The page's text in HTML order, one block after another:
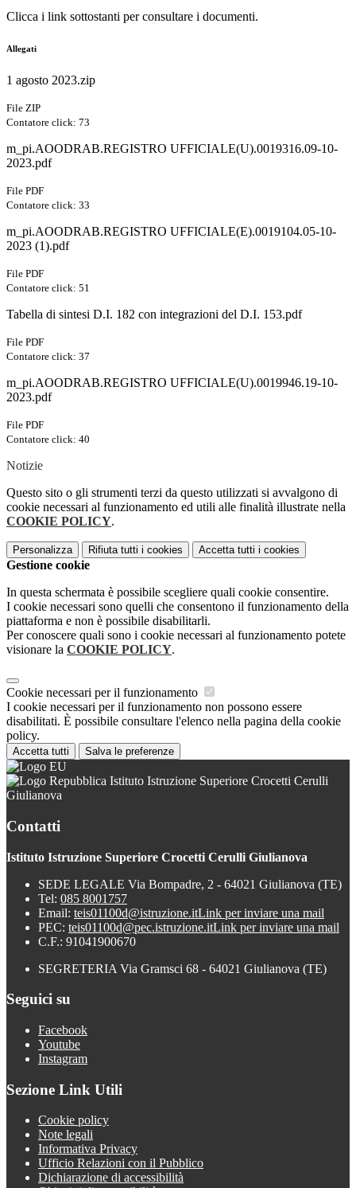
Clicca i link sottostanti per consultare i documenti.
Allegati
1 agosto 2023.zip
File ZIP
Contatore click: 73
m_pi.AOODRAB.REGISTRO UFFICIALE(U).0019316.09-10-
2023.pdf
File PDF
Contatore click: 33
m_pi.AOODRAB.REGISTRO UFFICIALE(E).0019104.05-10-
2023 (1).pdf
File PDF
Contatore click: 51
Tabella di sintesi D.I. 182 con integrazioni del D.I. 153.pdf
File PDF
Contatore click: 37
m_pi.AOODRAB.REGISTRO UFFICIALE(U).0019946.19-10-
2023.pdf
File PDF
Contatore click: 40
Notizie
Questo sito o gli strumenti terzi da questo utilizzati si avvalgono di
cookie necessari al funzionamento ed utili alle finalità illustrate nella
COOKIE POLICY.
Personalizza Rifiuta tutti i cookies Accetta tutti i cookies
Gestione cookie
In questa schermata è possibile scegliere quali cookie consentire.
I cookie necessari sono quelli che consentono il funzionamento della
piattaforma e non è possibile disabilitarli.
Per conoscere quali sono i cookie necessari al funzionamento potete
visionare la COOKIE POLICY.
Cookie necessari per il funzionamento
I cookie necessari per il funzionamento non possono essere
disabilitati. È possibile consultare l'elenco nella pagina della cookie
policy.
Accetta tutti Salva le preferenze
Istituto Istruzione Superiore Crocetti Cerulli
Giulianova
Contatti
Istituto Istruzione Superiore Crocetti Cerulli Giulianova
SEDE LEGALE Via Bompadre, 2 - 64021 Giulianova (TE)
Tel: 085 8001757
Email: teis01100d@istruzione.itLink per inviare una mail
PEC: teis01100d@pec.istruzione.itLink per inviare una mail
C.F.: 91041900670
SEGRETERIA Via Gramsci 68 - 64021 Giulianova (TE)
Seguici su
Facebook
Youtube
Instagram
Sezione Link Utili
Cookie policy
Note legali
Informativa Privacy
Ufficio Relazioni con il Pubblico
Dichiarazione di accessibilità